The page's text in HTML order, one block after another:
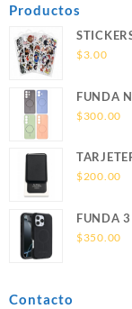
Productos
$3.00
FUNDA
$300.00
$200.00
FUNDA
S26
$350.00
Contacto